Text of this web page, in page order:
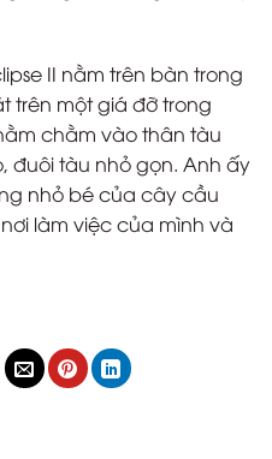
II nằm trên bàn trong
trên một giá đỡ trong
chằm vào thân tàu
đuôi tàu nhỏ gọn. Anh ấy
nhỏ bé của cây cầu
làm việc của mình và